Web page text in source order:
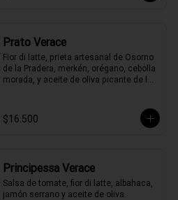
Prato Verace
Fior di latte, prieta artesanal de Osorno
de la Pradera, merkén, orégano, cebolla
morada, y aceite de oliva picante de la
$16.500
Principessa Verace
Salsa de tomate, fior di latte, albahaca,
jamón serrano y aceite de oliva.